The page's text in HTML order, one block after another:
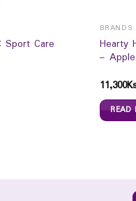
Sport Care
BRANDS
Hearty
–
11,300
READ